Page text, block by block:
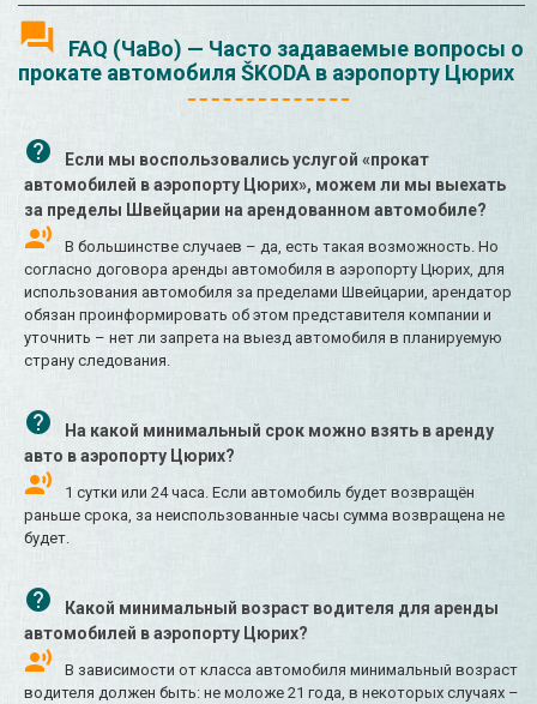
FAQ (ЧаВо) — Часто задаваемые вопросы о
прокате автомобиля ŠKODA в аэропорту Цюрих
Если мы воспользовались услугой «прокат
автомобилей в аэропорту Цюрих», можем ли мы выехать
за пределы Швейцарии на арендованном автомобиле?
В большинстве случаев – да, есть такая возможность. Но
согласно договора аренды автомобиля в аэропорту Цюрих, для
использования автомобиля за пределами Швейцарии, арендатор
обязан проинформировать об этом представителя компании и
уточнить – нет ли запрета на выезд автомобиля в планируемую
страну следования.
На какой минимальный срок можно взять в аренду
авто в аэропорту Цюрих?
1 сутки или 24 часа. Если автомобиль будет возвращён
раньше срока, за неиспользованные часы сумма возвращена не
будет.
Какой минимальный возраст водителя для аренды
автомобилей в аэропорту Цюрих?
В зависимости от класса автомобиля минимальный возраст
водителя должен быть: не моложе 21 года, в некоторых случаях –